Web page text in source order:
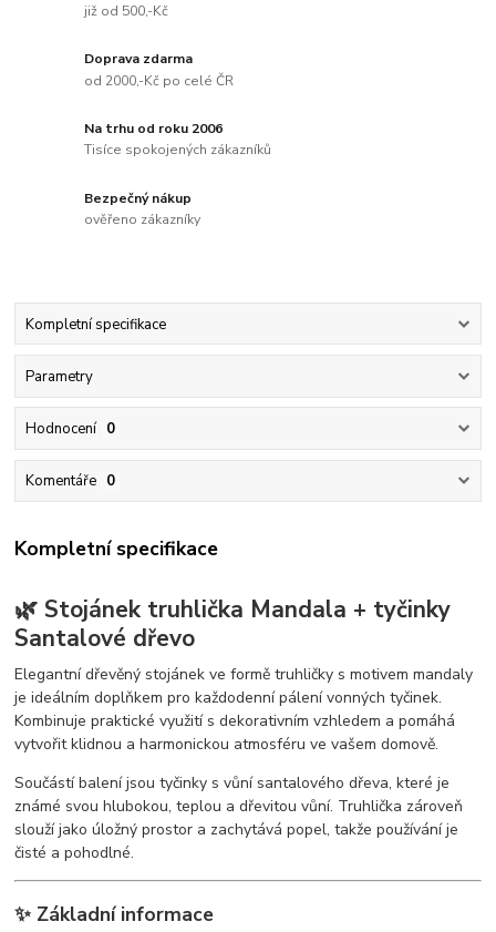
již od 500,-Kč
Doprava zdarma
od 2000,-Kč po celé ČR
Na trhu od roku 2006
Tisíce spokojených zákazníků
Bezpečný nákup
ověřeno zákazníky
Kompletní specifikace
Parametry
Hodnocení 0
Komentáře 0
Kompletní specifikace
🌿 Stojánek truhlička Mandala + tyčinky
Santalové dřevo
Elegantní dřevěný stojánek ve formě truhličky s motivem mandaly
je ideálním doplňkem pro každodenní pálení vonných tyčinek.
Kombinuje praktické využití s dekorativním vzhledem a pomáhá
vytvořit klidnou a harmonickou atmosféru ve vašem domově.
Součástí balení jsou tyčinky s vůní santalového dřeva, které je
známé svou hlubokou, teplou a dřevitou vůní. Truhlička zároveň
slouží jako úložný prostor a zachytává popel, takže používání je
čisté a pohodlné.
✨ Základní informace